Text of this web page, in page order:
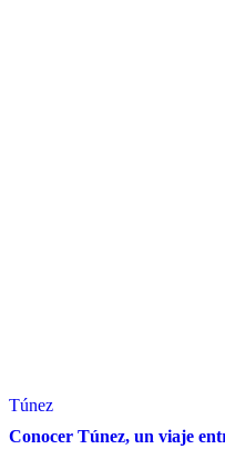
Túnez
Conocer Túnez, un viaje